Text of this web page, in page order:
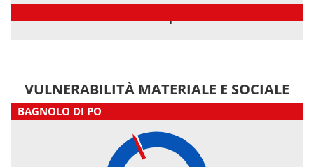
VULNERABILITÀ MATERIALE E SOCIALE
BAGNOLO DI PO